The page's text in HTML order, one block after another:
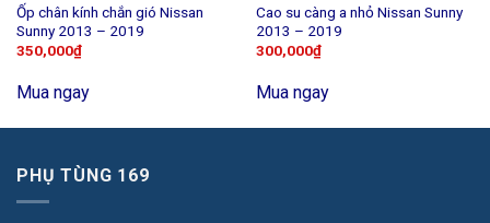
Ốp chân kính chắn gió Nissan
Sunny 2013 – 2019
350,000₫
Mua ngay
Cao su càng a nhỏ Nissan Sunny
2013 – 2019
300,000₫
Mua ngay
PHỤ TÙNG 169